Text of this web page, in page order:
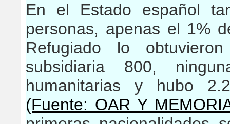
En el Estado español
personas, apenas el 1%
Refugiado lo
subsidiaria 800,
humanitarias y hubo
(Fuente: OAR Y